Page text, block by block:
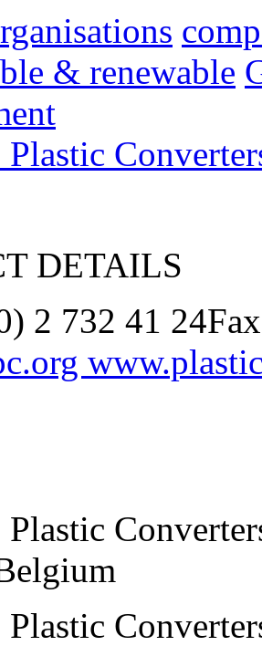
& renewable
Plastic
DETAILS
2 732 41
Plastic
Plastic